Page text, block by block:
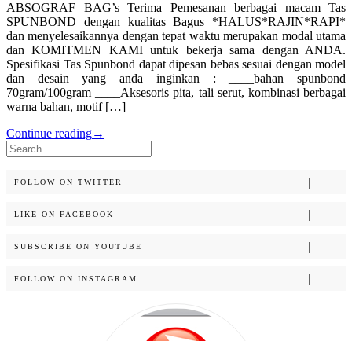
ABSOGRAF BAG’s Terima Pemesanan berbagai macam Tas
SPUNBOND dengan kualitas Bagus *HALUS*RAJIN*RAPI*
dan menyelesaikannya dengan tepat waktu merupakan modal utama
dan KOMITMEN KAMI untuk bekerja sama dengan ANDA.
Spesifikasi Tas Spunbond dapat dipesan bebas sesuai dengan model
dan desain yang anda inginkan : ____bahan spunbond
70gram/100gram ____Aksesoris pita, tali serut, kombinasi berbagai
warna bahan, motif […]
Continue reading→
Search
for:
FOLLOW ON TWITTER
LIKE ON FACEBOOK
SUBSCRIBE ON YOUTUBE
FOLLOW ON INSTAGRAM